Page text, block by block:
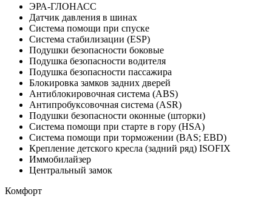
ЭРА-ГЛОНАСС
Датчик давления в шинах
Система помощи при спуске
Система стабилизации (ESP)
Подушки безопасности боковые
Подушка безопасности водителя
Подушка безопасности пассажира
Блокировка замков задних дверей
Антиблокировочная система (ABS)
Антипробуксовочная система (ASR)
Подушки безопасности оконные (шторки)
Система помощи при старте в гору (HSA)
Система помощи при торможении (BAS; EBD)
Крепление детского кресла (задний ряд) ISOFIX
Иммобилайзер
Центральный замок
Комфорт